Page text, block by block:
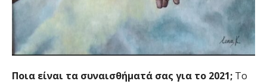
Ποια είναι τα συναισθήματά σας για το 2021; Το